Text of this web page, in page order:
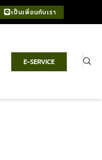
เป็นเพื่อนกับเรา
E-SERVICE